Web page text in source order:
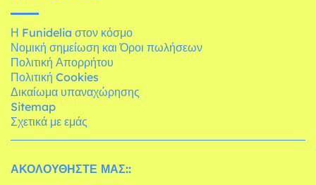
Η Funidelia στον κόσμο
Νομική σημείωση και Όροι πωλήσεων
Πολιτική Απορρήτου
Πολιτική Cookies
Δικαίωμα υπαναχώρησης
Sitemap
Σχετικά με εμάς
ΑΚΟΛΟΥΘΉΣΤΕ ΜΑΣ::